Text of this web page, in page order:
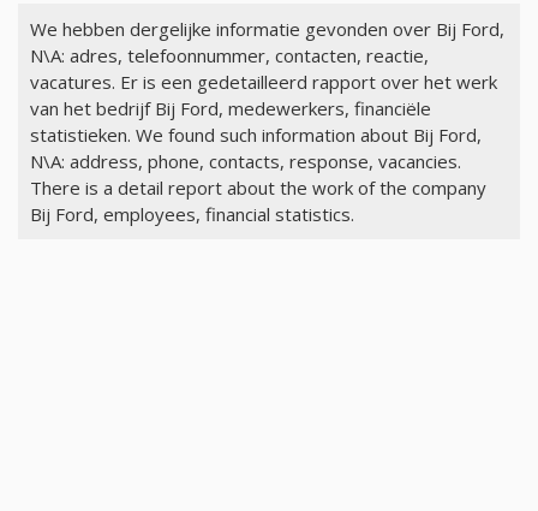
We hebben dergelijke informatie gevonden over Bij Ford,
N\A: adres, telefoonnummer, contacten, reactie,
vacatures. Er is een gedetailleerd rapport over het werk
van het bedrijf Bij Ford, medewerkers, financiële
statistieken. We found such information about Bij Ford,
N\A: address, phone, contacts, response, vacancies.
There is a detail report about the work of the company
Bij Ford, employees, financial statistics.